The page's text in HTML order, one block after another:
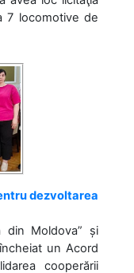
7 locomotive de
dezvoltarea
din Moldova” și
un Acord
cooperării